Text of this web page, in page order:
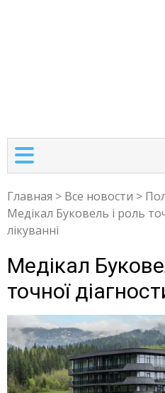
Главная > Все новости >
Медікал Буковель і роль
лікуванні
Медікал
точної